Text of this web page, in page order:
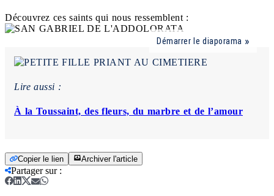
Découvrez ces saints qui nous ressemblent :
Démarrer le diaporama
Lire aussi :
À la Toussaint, des fleurs, du marbre et de l’amour
Copier le lien Archiver l'article
Partager sur: